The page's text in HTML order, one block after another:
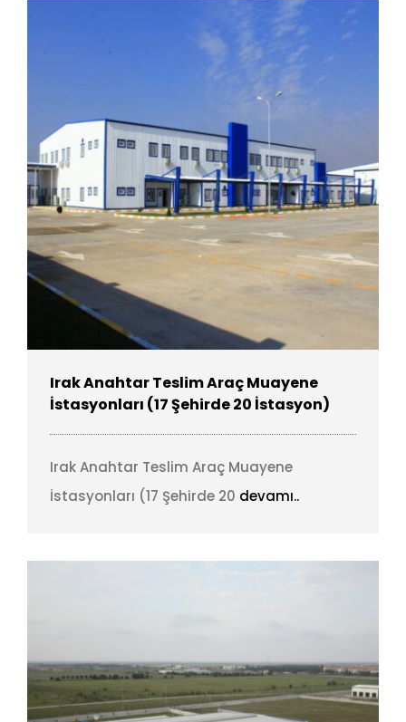
Irak Anahtar Teslim Araç Muayene
İstasyonları (17 Şehirde 20 İstasyon)
Irak Anahtar Teslim Araç Muayene
İstasyonları (17 Şehirde 20 devamı..